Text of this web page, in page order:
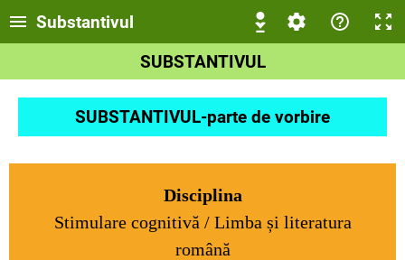
Substantivul
SUBSTANTIVUL
SUBSTANTIVUL-parte de vorbire
Disciplina
Stimulare cognitivă / Limba și literatura
română